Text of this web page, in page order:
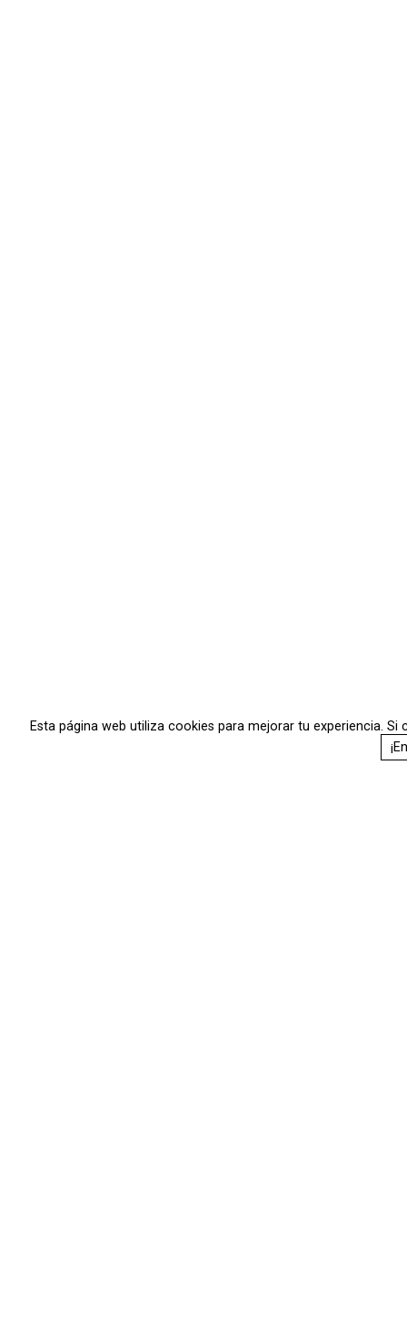
Esta página web utiliza cookies para mejorar tu experiencia.